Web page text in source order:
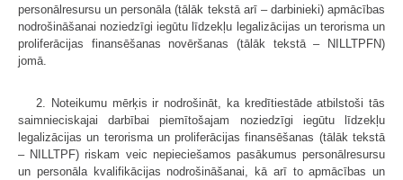
personālresursu un personāla (tālāk tekstā arī – darbinieki) apmācības
nodrošināšanai noziedzīgi iegūtu līdzekļu legalizācijas un terorisma un
proliferācijas finansēšanas novēršanas (tālāk tekstā – NILLTPFN)
jomā.
2. Noteikumu mērķis ir nodrošināt, ka kredītiestāde atbilstoši tās
saimnieciskajai darbībai piemītošajam noziedzīgi iegūtu līdzekļu
legalizācijas un terorisma un proliferācijas finansēšanas (tālāk tekstā
– NILLTPF) riskam veic nepieciešamos pasākumus personālresursu
un personāla kvalifikācijas nodrošināšanai, kā arī to apmācības un